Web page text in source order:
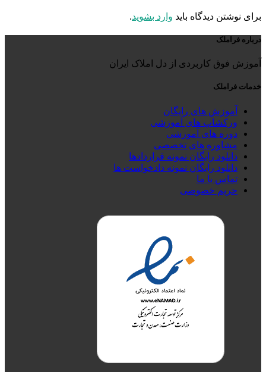
برای نوشتن دیدگاه باید وارد بشوید.
درباره فراملک
آموزش فوق کاربردی از دل املاک ایران
خدمات فراملک
آموزش های رایگان
ورکشاپ های آموزشی
دوره های آموزشی
مشاوره های تخصصی
دانلود رایگان نمونه قراردادها
دانلود رایگان نمونه دادخواست ها
تماس با ما
حریم خصوصی